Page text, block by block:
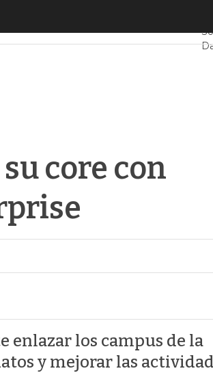
core con
enlazar los campus de la
y mejorar las